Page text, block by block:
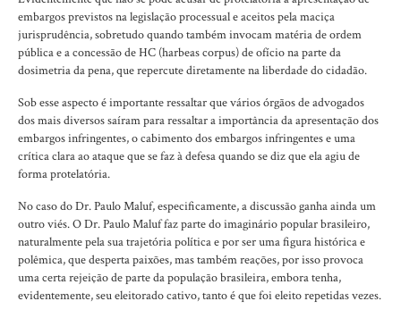
embargos previstos na legislação processual e aceitos pela maciça
jurisprudência, sobretudo quando também invocam matéria de ordem
pública e a concessão de HC (harbeas corpus) de ofício na parte da
dosimetria da pena, que repercute diretamente na liberdade do cidadão.
Sob esse aspecto é importante ressaltar que vários órgãos de advogados
dos mais diversos saíram para ressaltar a importância da apresentação dos
embargos infringentes, o cabimento dos embargos infringentes e uma
crítica clara ao ataque que se faz à defesa quando se diz que ela agiu de
forma protelatória.
No caso do Dr. Paulo Maluf, especificamente, a discussão ganha ainda um
outro viés. O Dr. Paulo Maluf faz parte do imaginário popular brasileiro,
naturalmente pela sua trajetória política e por ser uma figura histórica e
polêmica, que desperta paixões, mas também reações, por isso provoca
uma certa rejeição de parte da população brasileira, embora tenha,
evidentemente, seu eleitorado cativo, tanto é que foi eleito repetidas vezes.